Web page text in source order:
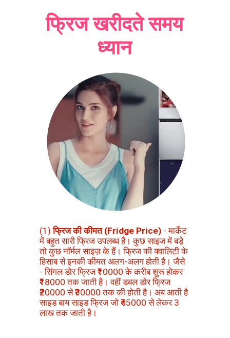
फ्रिज खरीदते समय
ध्यान
(1)फ्रिज की कीमत (Fridge Price) - मार्केट
में बहुत सारी फ्रिज उपलब्ध हैं। कुछ साइज में बड़े
तो कुछ नॉर्मल साइज़ के हैं। फ्रिज की क्वालिटी के
हिसाब से इनकी कीमत अलग-अलग होती है। जैसे
- सिंगल डोर फ्रिज ₹10000 के करीब शुरू होकर
₹18000 तक जाती है। वहीं डबल डोर फ्रिज
₹20000 से ₹30000 तक की होती है। अब आती है
साइड बाय साइड फ्रिज जो ₹45000 से लेकर 3
लाख तक जाती है।